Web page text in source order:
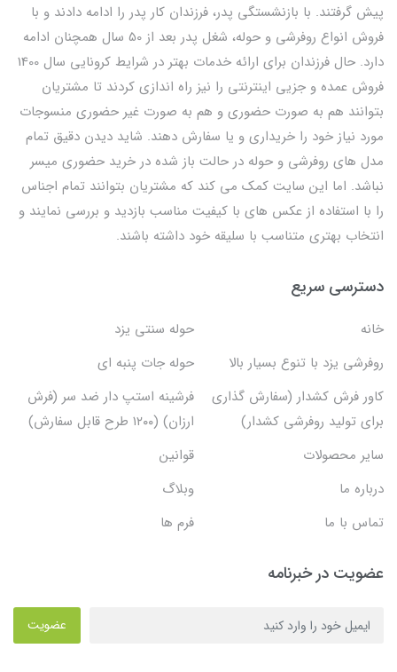
پیش گرفتند. با بازنشستگی پدر، فرزندان کار پدر را ادامه دادند و با
فروش انواع روفرشی و حوله، شغل پدر بعد از 50 سال همچنان ادامه
دارد. حال فرزندان برای ارائه خدمات بهتر در شرایط کرونایی سال 1400
فروش عمده و جزیی اینترنتی را نیز راه اندازی کردند تا مشتریان
بتوانند هم به صورت حضوری و هم به صورت غیر حضوری منسوجات
مورد نیاز خود را خریداری و یا سفارش دهند. شاید دیدن دقیق تمام
مدل های روفرشی و حوله در حالت باز شده در خرید حضوری میسر
نباشد. اما این سایت کمک می کند که مشتریان بتوانند تمام اجناس
را با استفاده از عکس های با کیفیت مناسب بازدید و بررسی نمایند و
انتخاب بهتری متناسب با سلیقه خود داشته باشند.
دسترسی سریع
خانه
حوله سنتی یزد
روفرشی یزد با تنوع بسیار بالا
حوله جات پنبه ای
کاور فرش کشدار (سفارش گذاری
برای تولید روفرشی کشدار)
فرشینه استپ دار ضد سر (فرش
ارزان) (۱۲۰۰ طرح قابل سفارش)
سایر محصولات
قوانین
درباره ما
وبلاگ
تماس با ما
فرم ها
عضویت در خبرنامه
عضویت